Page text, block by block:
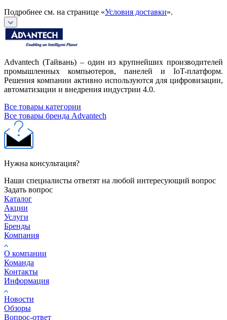
Подробнее см. на странице «Условия доставки».
Advantech (Тайвань) – один из крупнейших производителей
промышленных компьютеров, панелей и IoT-платформ.
Решения компании активно используются для цифровизации,
автоматизации и внедрения индустрии 4.0.
Все товары категории
Все товары бренда Advantech
Нужна консультация?
Наши специалисты ответят на любой интересующий вопрос
Задать вопрос
Каталог
Акции
Услуги
Бренды
Компания
О компании
Команда
Контакты
Информация
Новости
Обзоры
Вопрос-ответ